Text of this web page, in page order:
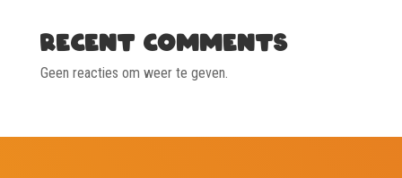
Recent Comments
Geen reacties om weer te geven.